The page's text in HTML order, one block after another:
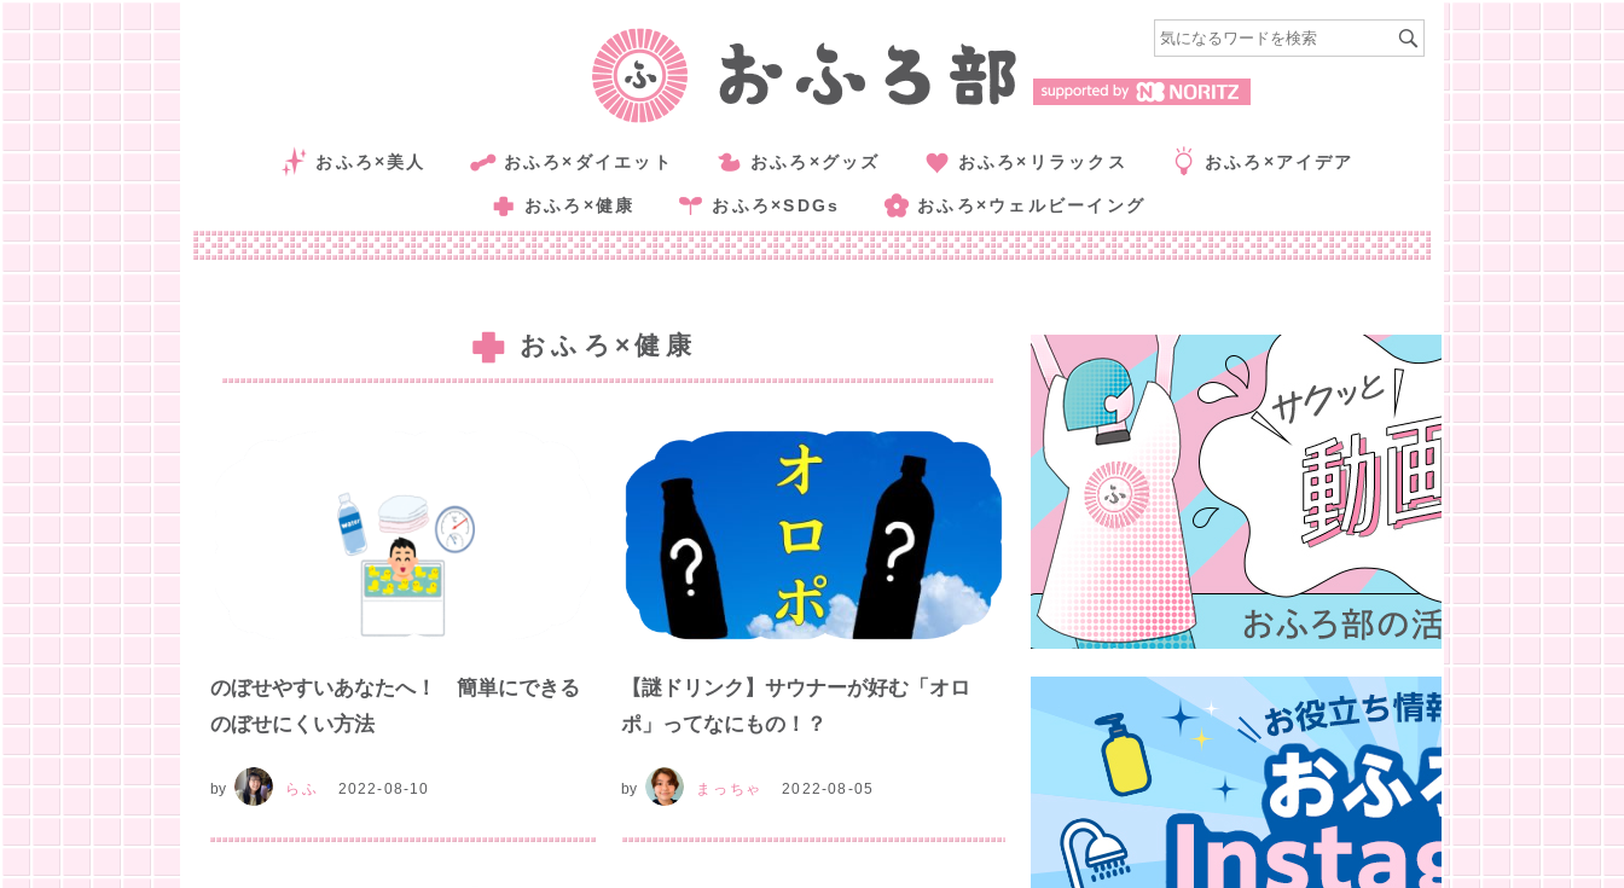
おふろ×美人 おふろ×ダイエット おふろ×グッズ おふろ×リラックス おふろ×アイデア
おふろ×健康 おふろ×SDGs おふろ×ウェルビーイング
おふろ×健康
のぼせやすいあなたへ！ 簡単にできる
のぼせにくい方法
by らふ 2022-08-10
【謎ドリンク】サウナーが好む「オロ
ポ」ってなにもの！？
by まっちゃ 2022-08-05